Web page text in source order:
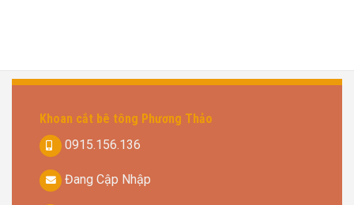
Khoan cắt bê tông Phương Thảo
0915.156.136
Đang Cập Nhập